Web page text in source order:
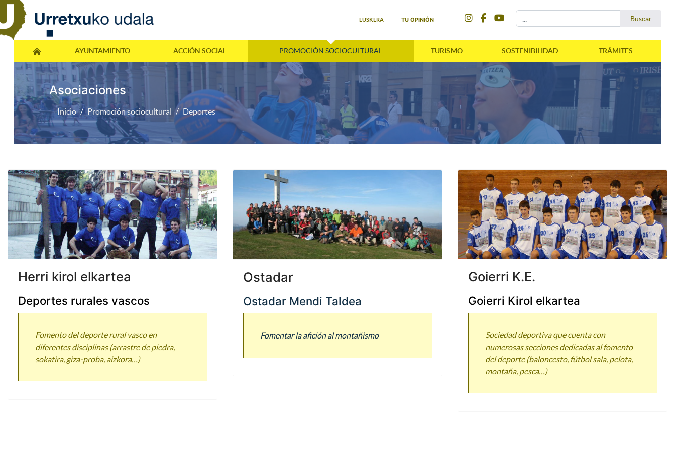
EUSKERA TU OPINIÓN Buscar
AYUNTAMIENTO ACCIÓN SOCIAL PROMOCIÓN SOCIOCULTURAL TURISMO SOSTENIBILIDAD TRÁMITES
Asociaciones
Inicio Promoción sociocultural Deportes
Herri kirol elkartea
Deportes rurales vascos
Fomento del deporte rural vasco en
diferentes disciplinas (arrastre de piedra,
sokatira, giza-proba, aizkora…)
Ostadar
Ostadar Mendi Taldea
Fomentar la afición al montañismo
Goierri K.E.
Goierri Kirol elkartea
Sociedad deportiva que cuenta con
numerosas secciones dedicadas al fomento
del deporte (baloncesto, fútbol sala, pelota,
montaña, pesca…)